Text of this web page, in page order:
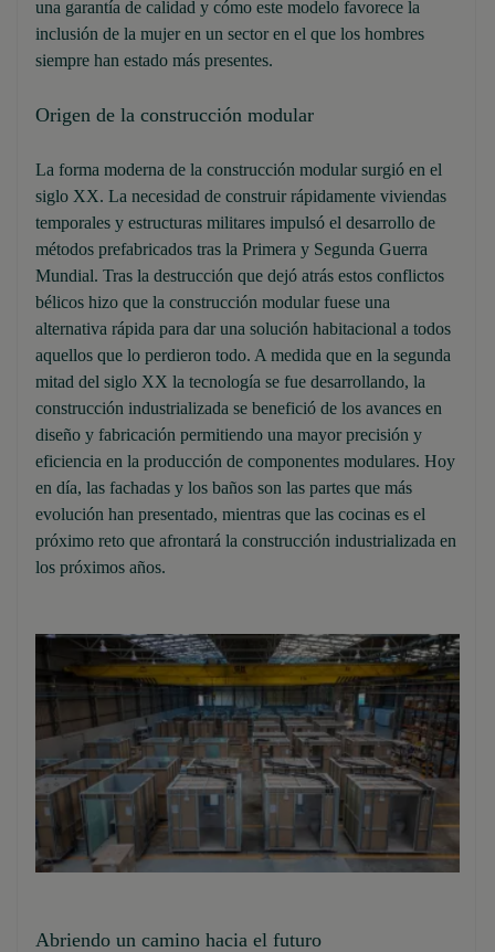
una garantía de calidad y cómo este modelo favorece la
inclusión de la mujer en un sector en el que los hombres
siempre han estado más presentes.
Origen de la construcción modular
La forma moderna de la construcción modular surgió en el
siglo XX. La necesidad de construir rápidamente viviendas
temporales y estructuras militares impulsó el desarrollo de
métodos prefabricados tras la Primera y Segunda Guerra
Mundial. Tras la destrucción que dejó atrás estos conflictos
bélicos hizo que la construcción modular fuese una
alternativa rápida para dar una solución habitacional a todos
aquellos que lo perdieron todo. A medida que en la segunda
mitad del siglo XX la tecnología se fue desarrollando, la
construcción industrializada se benefició de los avances en
diseño y fabricación permitiendo una mayor precisión y
eficiencia en la producción de componentes modulares. Hoy
en día, las fachadas y los baños son las partes que más
evolución han presentado, mientras que las cocinas es el
próximo reto que afrontará la construcción industrializada en
los próximos años.
Abriendo un camino hacia el futuro